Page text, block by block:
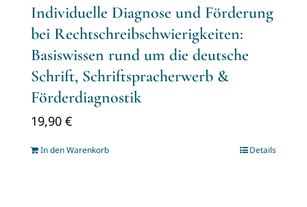
Individuelle Diagnose und Förderung
bei Rechtschreibschwierigkeiten:
Basiswissen rund um die deutsche
Schrift, Schriftspracherwerb &
Förderdiagnostik
19,90 €
In den Warenkorb Details